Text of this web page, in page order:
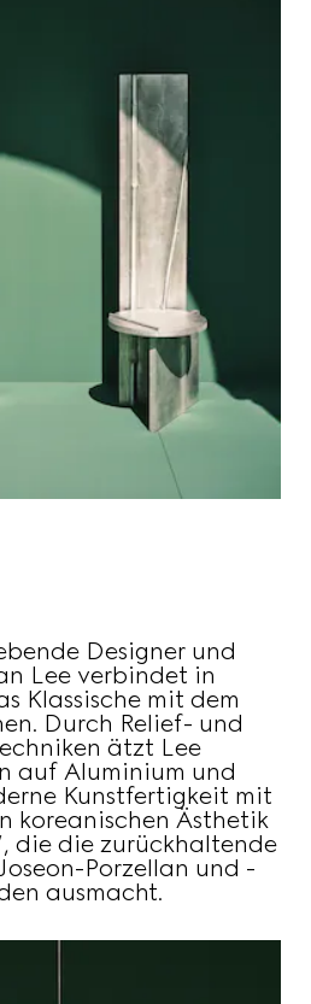
Designer und
Lee verbindet in
Klassische mit dem
Durch Relief- und
ätzt Lee
auf Aluminium und
Kunstfertigkeit mit
koreanischen Ästhetik
die die zurückhaltende
Porzellan und -
ausmacht.